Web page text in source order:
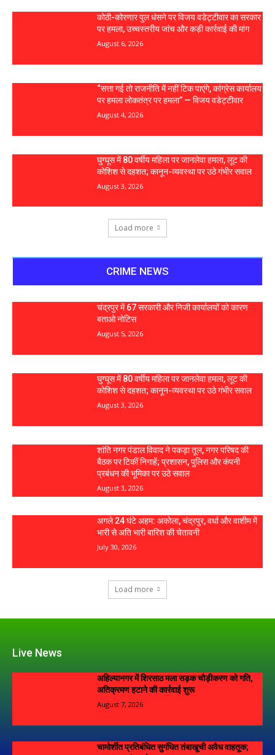
कोठी-कोरणार पुल धंसने पर विजय वडेट्टीवार का सरकार
पर हमला, उच्चस्तरीय जांच और कड़ी कार्रवाई की मांग
August 6, 2026
“सत्ता गई तो राजनीति में नहीं टिक पाएंगे, कांग्रेस कार्यालय
पर हमला लोकतंत्र पर हमला” — विजय वडेट्टीवार
August 4, 2026
घुग्घूस में 80 वर्षीय महिला पर जानलेवा हमला, लूट की
कोशिश से दहशत; कानून-व्यवस्था पर उठे गंभीर सवाल
August 3, 2026
Load more
CRIME NEWS
चंद्रपुर में 67 सरकारी और निजी कार्यालयों को कारण
बताओ नोटिस
August 5, 2026
घुग्घूस में 80 वर्षीय महिला पर जानलेवा हमला, लूट की
कोशिश से दहशत; कानून-व्यवस्था पर उठे गंभीर सवाल
August 3, 2026
शांति नगर पंडाल विवाद ने पकड़ा तूल, नगर परिषद की
बैठक पर टिकीं निगाहें; प्रशासन, पुलिस और कंपनी
प्रबंधन की भूमिका पर उठे सवाल
August 3, 2026
अगले 24 घंटे अहम: अकोला, चंद्रपुर, वर्धा और वाशीम में
भारी से अति भारी बारिश की चेतावनी
July 30, 2026
Load more
Live News
अहिल्यानगर में शिरसाठ मला सड़क चौड़ीकरण को गति,
अतिक्रमण हटाने की कार्रवाई शुरू
August 7, 2026
चामोर्शीत प्रतिबंधित सुगंधित तंबाखूची अवैध वाहतूक;